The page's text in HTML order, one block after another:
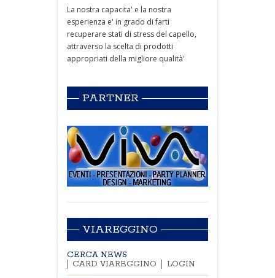
La nostra capacita' e la nostra
esperienza e' in grado di farti
recuperare stati di stress del capello,
attraverso la scelta di prodotti
appropriati della migliore qualità'
PARTNER
VIAREGGINO
CERCA NEWS
CARD VIAREGGINO
LOGIN